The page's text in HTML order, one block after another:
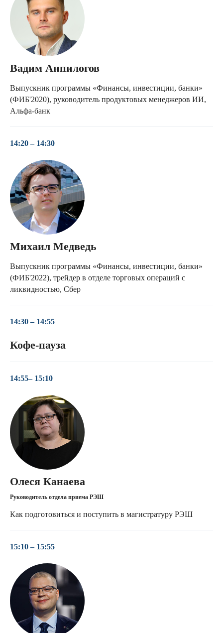
Вадим Анпилогов
Выпускник программы «Финансы, инвестиции, банки»
(ФИБ'2020), руководитель продуктовых менеджеров ИИ,
Альфа-банк
14:20 – 14:30
Михаил Медведь
Выпускник программы «Финансы, инвестиции, банки»
(ФИБ'2022), трейдер в отделе торговых операций с
ликвидностью, Сбер
14:30 – 14:55
Кофе-пауза
14:55– 15:10
Олеся Канаева
Руководитель отдела приема РЭШ
Как подготовиться и поступить в магистратуру РЭШ
15:10 – 15:55